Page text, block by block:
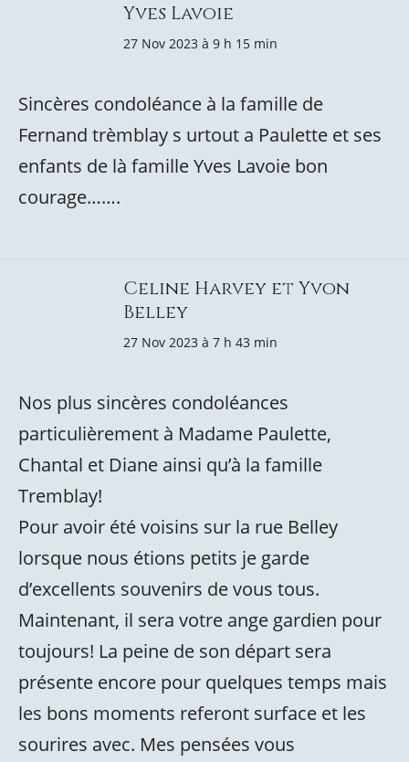
Yves Lavoie
27 Nov 2023 à 9 h 15 min
Sincères condoléance à la famille de
Fernand trèmblay s urtout a Paulette et ses
enfants de là famille Yves Lavoie bon
courage…….
Celine Harvey et Yvon
Belley
27 Nov 2023 à 7 h 43 min
Nos plus sincères condoléances
particulièrement à Madame Paulette,
Chantal et Diane ainsi qu’à la famille
Tremblay!
Pour avoir été voisins sur la rue Belley
lorsque nous étions petits je garde
d’excellents souvenirs de vous tous.
Maintenant, il sera votre ange gardien pour
toujours! La peine de son départ sera
présente encore pour quelques temps mais
les bons moments referont surface et les
sourires avec. Mes pensées vous